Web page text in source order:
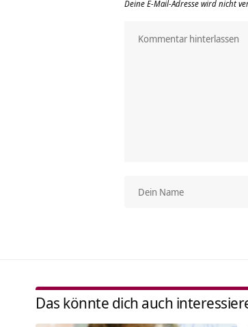
Deine E-Mail-Adresse wird nicht
Das könnte dich auch